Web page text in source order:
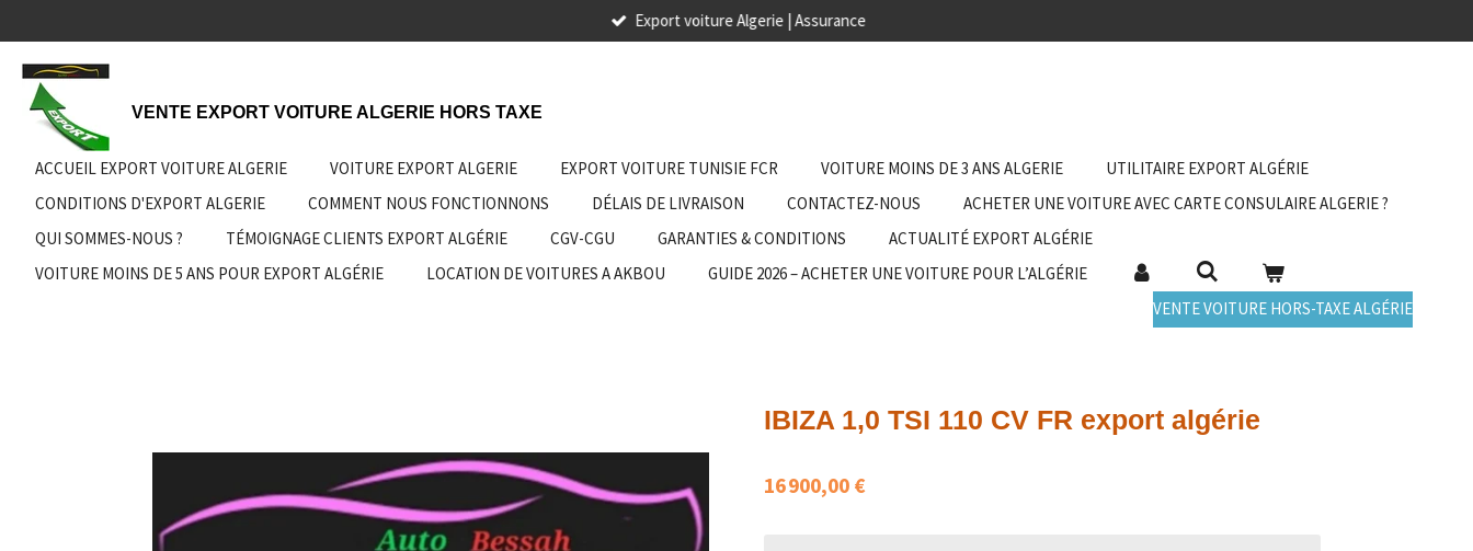
au
contenu
principal
Export voiture Algerie | Assurance
VENTE EXPORT VOITURE ALGERIE HORS TAXE
ACCUEIL EXPORT VOITURE ALGERIE VOITURE EXPORT ALGERIE EXPORT VOITURE TUNISIE FCR VOITURE MOINS DE 3 ANS ALGERIE
UTILITAIRE EXPORT ALGÉRIE
CONDITIONS D'EXPORT ALGERIE
COMMENT NOUS FONCTIONNONS DÉLAIS DE LIVRAISON CONTACTEZ-NOUS
ACHETER UNE VOITURE AVEC CARTE CONSULAIRE ALGERIE ?
QUI SOMMES-NOUS ?
TÉMOIGNAGE CLIENTS EXPORT ALGÉRIE CGV-CGU GARANTIES & CONDITIONS
ACTUALITÉ EXPORT ALGÉRIE
VOITURE MOINS DE 5 ANS POUR EXPORT ALGÉRIE
LOCATION DE VOITURES A AKBOU
GUIDE 2026 – ACHETER UNE VOITURE POUR L’ALGÉRIE
VENTE VOITURE HORS-TAXE ALGÉRIE
IBIZA 1,0 TSI 110 CV FR export algérie
16 900,00 €